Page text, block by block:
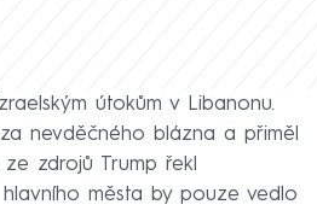
útokům v Libanonu.
nevděčného blázna a přiměl
zdrojů Trump řekl
města by pouze vedlo